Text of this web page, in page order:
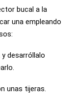
bucal a la
una empleando
desarróllalo
unas tijeras.